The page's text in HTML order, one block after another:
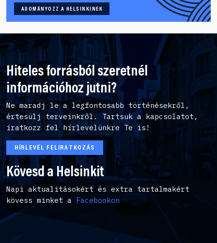
ADOMÁNYOZZ A HELSINKINEK
Hiteles forrásból szeretnél
információhoz jutni?
Ne maradj le a legfontosabb történésekről,
értesülj terveinkről. Tartsuk a kapcsolatot,
iratkozz fel hírlevelünkre Te is!
HÍRLEVÉL FELIRATKOZÁS
Kövesd a Helsinkit
Napi aktualitásokért és extra tartalmakért
kövess minket a Facebookon